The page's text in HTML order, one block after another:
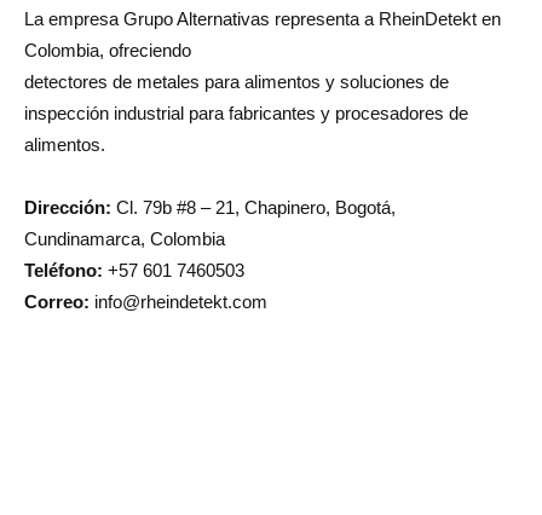
La empresa Grupo Alternativas representa a RheinDetekt en
Colombia, ofreciendo
detectores de metales para alimentos y soluciones de
inspección industrial para fabricantes y procesadores de
alimentos.
Dirección: Cl. 79b #8 – 21, Chapinero, Bogotá,
Cundinamarca, Colombia
Teléfono: +57 601 7460503
Correo: info@rheindetekt.com